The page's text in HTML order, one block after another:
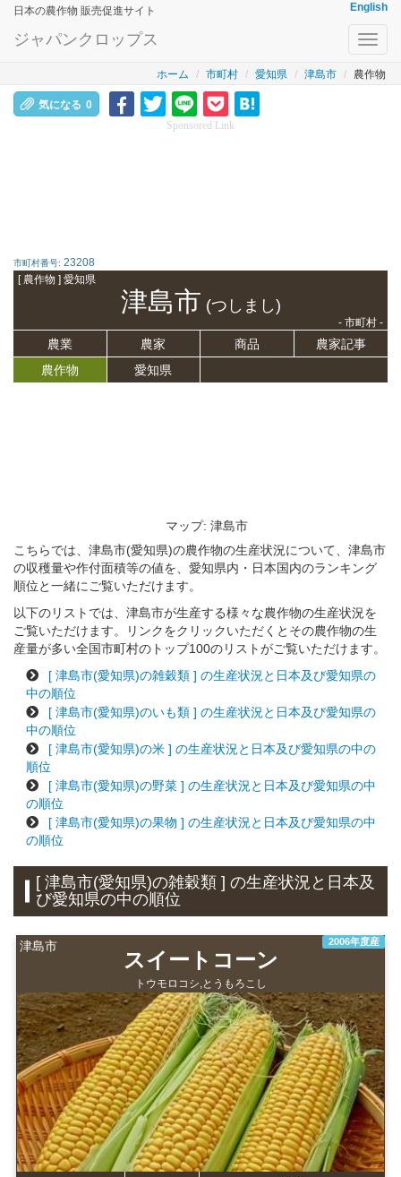
日本の農作物 販売促進サイト English
ジャパンクロップス
ホーム 市町村 愛知県 津島市 農作物
気になる 0
Sponsored Link
市町村番号: 23208
[ 農作物 ] 愛知県
津島市 (つしまし)
- 市町村 -
農業 農家 商品
農家記事
農作物
愛知県
マップ: 津島市
こちらでは、津島市(愛知県)の農作物の生産状況について、津島市
の収穫量や作付面積等の値を、愛知県内・日本国内のランキング
順位と一緒にご覧いただけます。
以下のリストでは、津島市が生産する様々な農作物の生産状況を
ご覧いただけます。リンクをクリックいただくとその農作物の生
産量が多い全国市町村のトップ100のリストがご覧いただけます。
[ 津島市(愛知県)の雑穀類 ] の生産状況と日本及び愛知県の
中の順位
[ 津島市(愛知県)のいも類 ] の生産状況と日本及び愛知県の
中の順位
[ 津島市(愛知県)の米 ] の生産状況と日本及び愛知県の中の
順位
[ 津島市(愛知県)の野菜 ] の生産状況と日本及び愛知県の中
の順位
[ 津島市(愛知県)の果物 ] の生産状況と日本及び愛知県の中
の順位
[ 津島市(愛知県)の雑穀類 ] の生産状況と日本及
び愛知県の中の順位
津島市 2006年度産
スイートコーン
トウモロコシ,とうもろこし